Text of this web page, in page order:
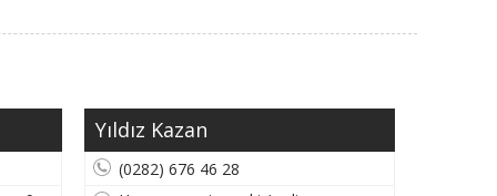
Yıldız Kazan
(0282) 676 46 28